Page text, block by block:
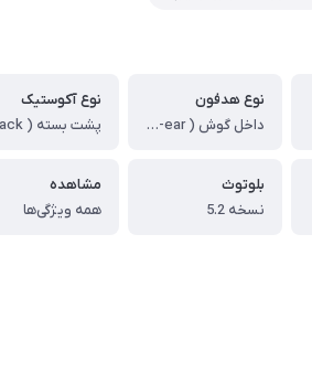
نوع هدفون
داخل گوش ( in-ear )
نوع آکوستیک
بلوتوث
نسخه 5.2
مشاهده
همه ویژگی‌ها